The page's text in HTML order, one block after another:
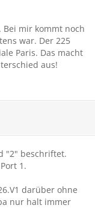
mir kommt noch
war. Der 225
Paris. Das macht
aus!
"2" beschriftet.
1.
darüber ohne
nur halt immer